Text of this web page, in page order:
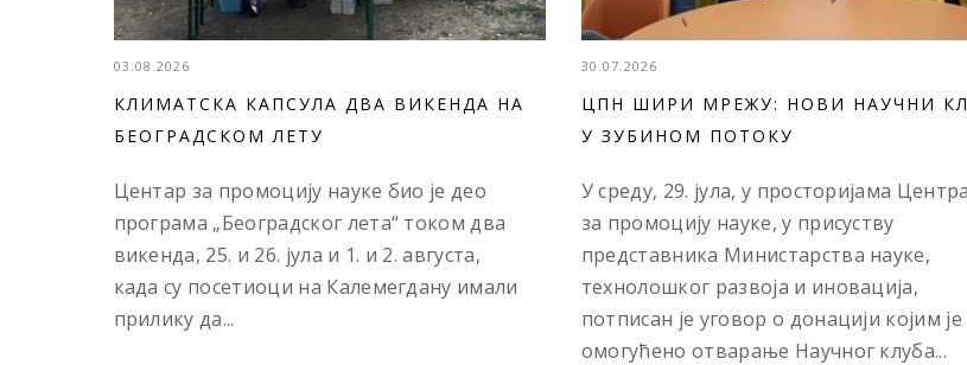
03.08.2026
КЛИМАТСКА КАПСУЛА ДВА ВИКЕНДА НА
БЕОГРАДСКОМ ЛЕТУ
Центар за промоцију науке био је део
програма „Београдског лета“ током два
викенда, 25. и 26. јула и 1. и 2. августа,
када су посетиоци на Калемегдану имали
прилику да...
30.07.2026
ЦПН ШИРИ МРЕЖУ: НОВИ НАУЧНИ
У ЗУБИНОМ ПОТОКУ
У среду, 29. јула, у просторијама Центра
за промоцију науке, у присуству
представника Министарства науке,
технолошког развоја и иновација,
потписан је уговор о донацији којим је
омогућено отварање Научног клуба...